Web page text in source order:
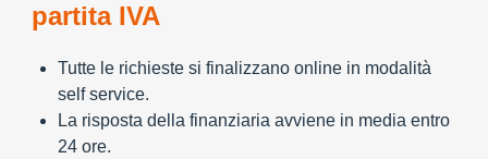
partita IVA
Tutte le richieste si finalizzano online in modalità
self service.
La risposta della finanziaria avviene in media entro
24 ore.